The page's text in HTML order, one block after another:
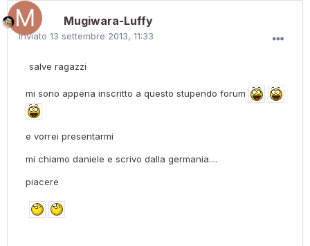
Mugiwara-Luffy
Inviato 13 settembre 2013, 11:33
salve ragazzi
mi sono appena inscritto a questo stupendo forum
e vorrei presentarmi
mi chiamo daniele e scrivo dalla germania....
piacere